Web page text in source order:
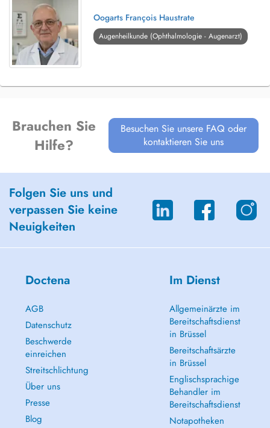
Oogarts François Haustrate
Augenheilkunde (Ophthalmologie - Augenarzt)
Brauchen Sie
Hilfe?
Besuchen Sie unsere FAQ oder
kontaktieren Sie uns
Folgen Sie uns und
verpassen Sie keine
Neuigkeiten
Doctena
AGB
Datenschutz
Beschwerde
einreichen
Streitschlichtung
Über uns
Presse
Blog
Im Dienst
Allgemeinärzte im
Bereitschaftsdienst
in Brüssel
Bereitschaftsärzte
in Brüssel
Englischsprachige
Behandler im
Bereitschaftsdienst
Notapotheken